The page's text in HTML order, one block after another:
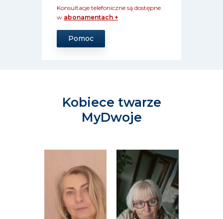
Konsultacje telefoniczne są dostępne
w abonamentach +
Pomoc
Kobiece twarze
MyDwoje